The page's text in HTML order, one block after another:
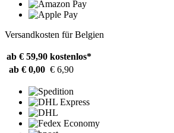
Versandkosten für Belgien
ab € 59,90 kostenlos*
ab € 0,00 € 6,90